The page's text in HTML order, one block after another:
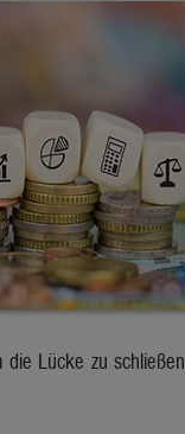
Lücke zu schließen,